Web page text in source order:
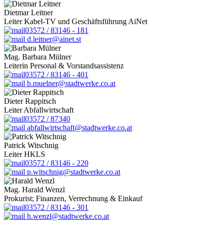
Dietmar Leitner
Leiter Kabel-TV und Geschäftsführung AiNet
03572 / 83146 - 181
d.leitner@ainet.st
Mag. Barbara Mülner
Leiterin Personal & Vorstandsassistenz
03572 / 83146 - 401
b.muelner@stadtwerke.co.at
Dieter Rappitsch
Leiter Abfallwirtschaft
03572 / 87340
abfallwirtschaft@stadtwerke.co.at
Patrick Witschnig
Leiter HKLS
03572 / 83146 - 220
p.witschnig@stadtwerke.co.at
Mag. Harald Wenzl
Prokurist; Finanzen, Verrechnung & Einkauf
03572 / 83146 - 301
h.wenzl@stadtwerke.co.at